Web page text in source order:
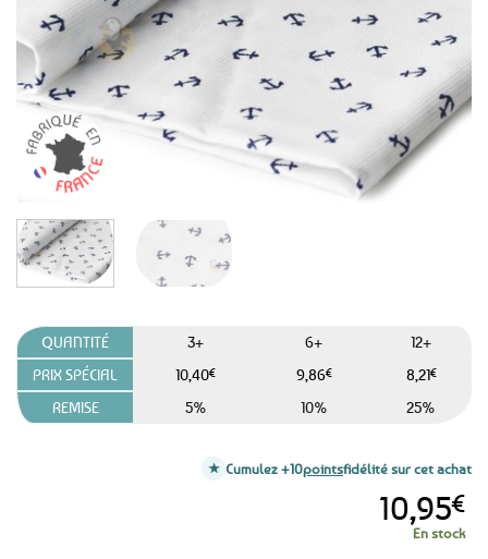
favoris
QUANTITÉ 3+ 6+
12+
PRIX SPÉCIAL
10,40€ 9,86€ 8,21€
REMISE 5% 10% 25%
10,95€
En stock
Cumulez +10pointsfidélité sur cet achat